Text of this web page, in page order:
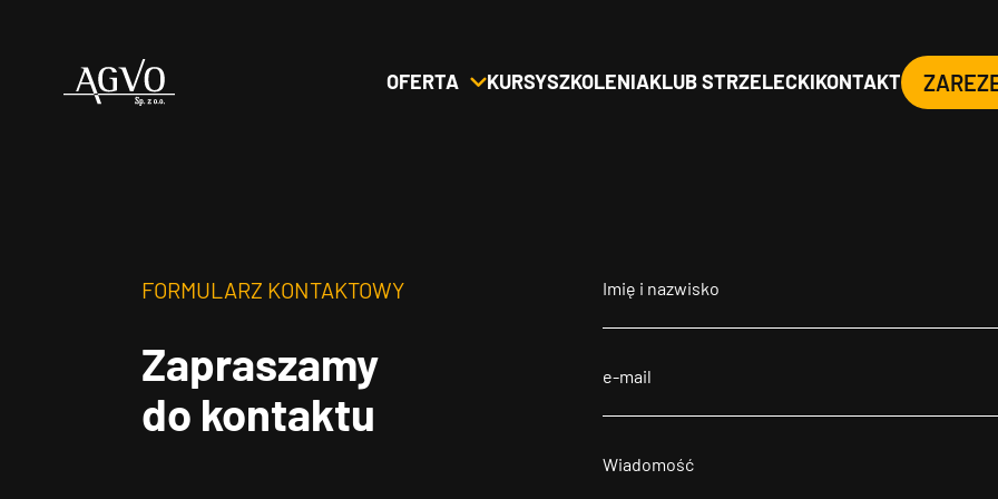
Header
OFERTA KURSYSZKOLENIAKLUB STRZELECKIKONTAKT
FORMULARZ KONTAKTOWY
Zapraszamy
do kontaktu